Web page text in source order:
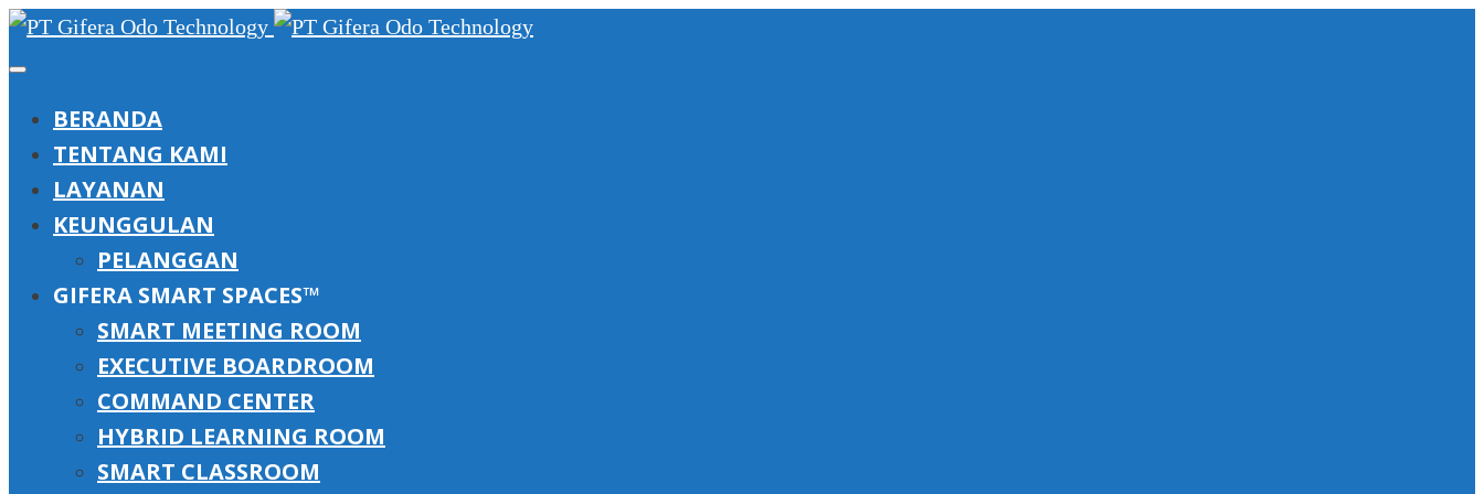
BERANDA
TENTANG KAMI
LAYANAN
KEUNGGULAN
PELANGGAN
GIFERA SMART SPACES™
SMART MEETING ROOM
EXECUTIVE BOARDROOM
COMMAND CENTER
HYBRID LEARNING ROOM
SMART CLASSROOM